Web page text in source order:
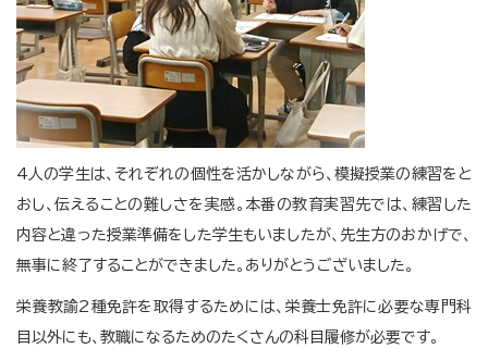
4人の学生は、それぞれの個性を活かしながら、模擬授業の練習をと
おし、伝えることの難しさを実感。本番の教育実習先では、練習した
内容と違った授業準備をした学生もいましたが、先生方のおかげで、
無事に終了することができました。ありがとうございました。
栄養教諭2種免許を取得するためには、栄養士免許に必要な専門科
目以外にも、教職になるためのたくさんの科目履修が必要です。